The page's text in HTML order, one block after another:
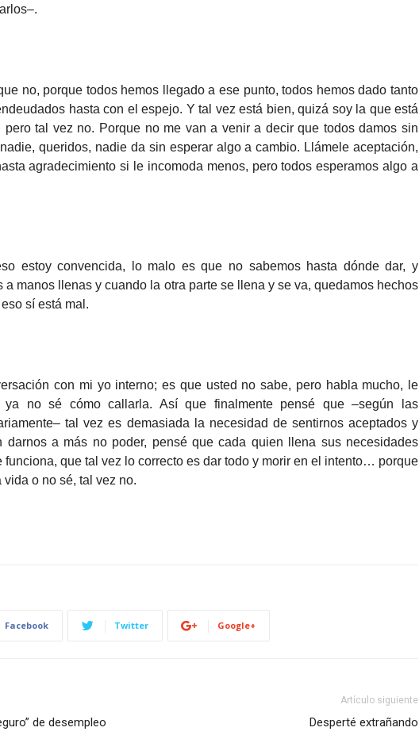
no, porque todos hemos llegado a ese punto, todos hemos dado tanto
hasta con el espejo. Y tal vez está bien, quizá soy la que está
pero tal vez no. Porque no me van a venir a decir que todos damos sin
queridos, nadie da sin esperar algo a cambio. Llámele aceptación,
agradecimiento si le incomoda menos, pero todos esperamos algo a
estoy convencida, lo malo es que no sabemos hasta dónde dar, y
a manos llenas y cuando la otra parte se llena y se va, quedamos hechos
sí está mal.
con mi yo interno; es que usted no sabe, pero habla mucho, le
no sé cómo callarla. Así que finalmente pensé que –según las
tal vez es demasiada la necesidad de sentirnos aceptados y
darnos a más no poder, pensé que cada quien llena sus necesidades
funciona, que tal vez lo correcto es dar todo y morir en el intento… porque
o no sé, tal vez no.
Facebook Twitter Google+
de desempleo
Artículo siguiente
Desperté extrañando